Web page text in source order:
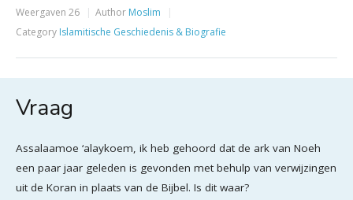
Weergaven 26 Author Moslim
Category Islamitische Geschiedenis & Biografie
Vraag
Assalaamoe ‘alaykoem, ik heb gehoord dat de ark van Noeh
een paar jaar geleden is gevonden met behulp van verwijzingen
uit de Koran in plaats van de Bijbel. Is dit waar?